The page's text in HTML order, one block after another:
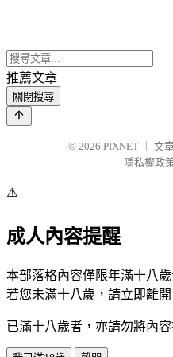
推薦文章
關閉搜尋
© 2026 PIXNET
文
隱私權政
⚠️
成人內容提醒
本部落格內容僅限年滿十八歲
若您未滿十八歲，請立即離開
已滿十八歲者，亦請勿將內